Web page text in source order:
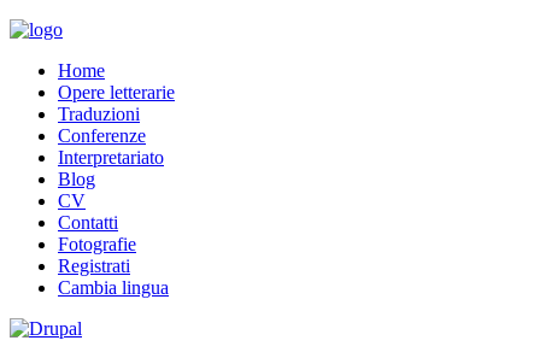
Home
Opere letterarie
Traduzioni
Conferenze
Interpretariato
Blog
CV
Contatti
Fotografie
Registrati
Cambia lingua